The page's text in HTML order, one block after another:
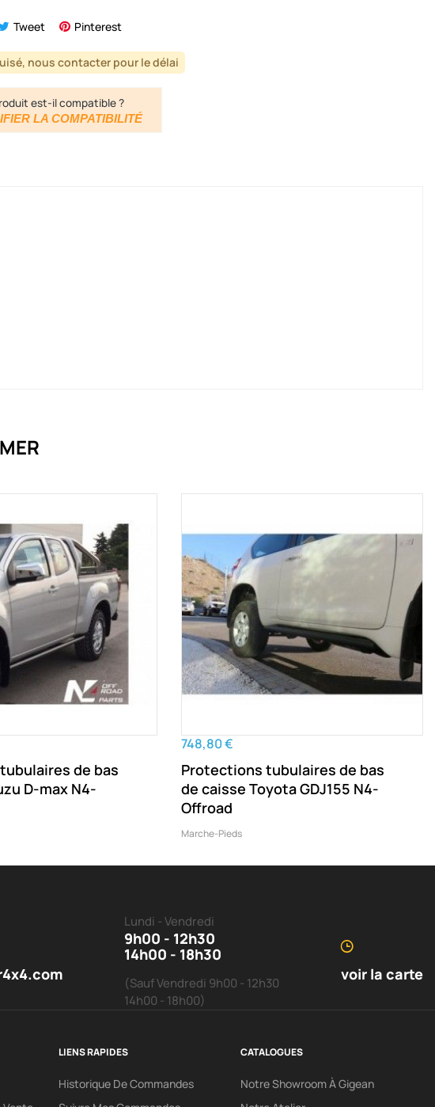
Tweet Pinterest
nous contacter pour le délai
est-il compatible ?
LA COMPATIBILITÉ
de bas
D-max N4-
748,80 €
Protections tubulaires de bas
de caisse Toyota GDJ155 N4-
Offroad
Marche-Pieds
Lundi - Vendredi
9h00 - 12h30
14h00 - 18h30
(Sauf Vendredi 9h00 - 12h30
14h00 - 18h00)
voir la carte
LIENS RAPIDES
Historique De Commandes
CATALOGUES
Notre Showroom À Gigean